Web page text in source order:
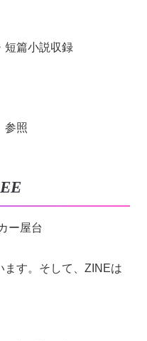
短篇小説収録
参照
ー屋台
ます。そして、ZINEは